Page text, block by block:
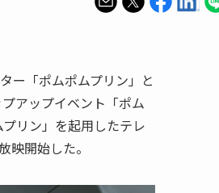
ー「ポムポムプリン」と
アップイベント「ポム
リン」を起用したテレ
映開始した。